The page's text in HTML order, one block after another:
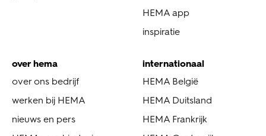
HEMA app
inspiratie
over hema
over ons bedrijf
werken bij HEMA
nieuws en pers
internationaal
HEMA België
HEMA Duitsland
HEMA Frankrijk